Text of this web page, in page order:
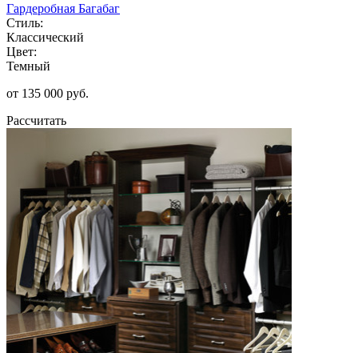
Гардеробная Багабаг
Стиль:
Классический
Цвет:
Темный
от 135 000 руб.
Рассчитать